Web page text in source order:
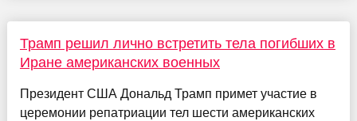
Трамп решил лично встретить тела погибших в
Иране американских военных
Президент США Дональд Трамп примет участие в
церемонии репатриации тел шести американских